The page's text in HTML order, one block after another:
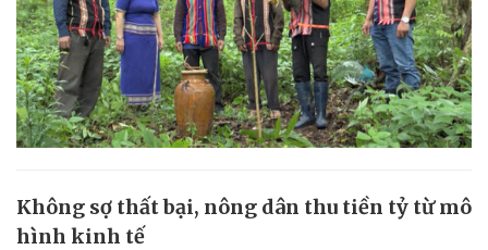
Không sợ thất bại, nông dân thu tiền tỷ từ mô
hình kinh tế